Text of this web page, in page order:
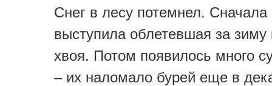
Снег в лесу потемнел.
выступила облетевшая за зиму
хвоя. Потом появилось много
– их наломало бурей еще в